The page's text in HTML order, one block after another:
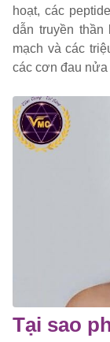
hoạt, các
dẫn truyền
mạch và các
các cơn đau
Tại sao